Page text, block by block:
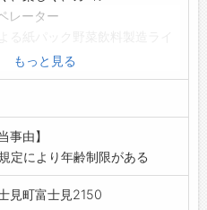
レーター
機器管理等の作業
理されているため、
に興味のある方歓迎します。
場見学が可能です。
絡下さい。
ます。(※詳細はお問合せ下さ
もっと見る
事由】
定により年齢制限がある
見町富士見2150